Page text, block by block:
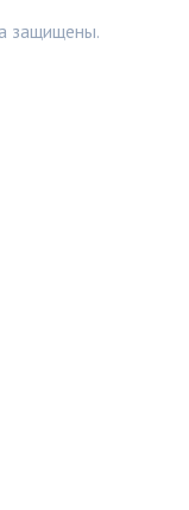
защищены.